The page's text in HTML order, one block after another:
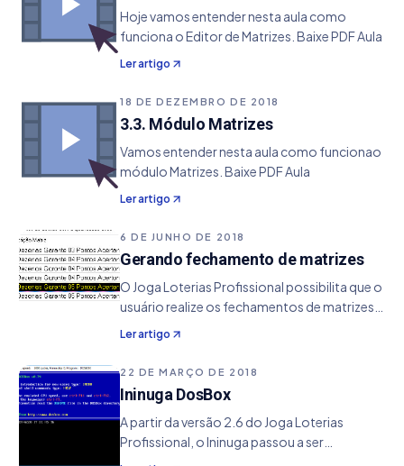
Hoje vamos entender nesta aula como
funciona o Editor de Matrizes. Baixe PDF Aula
Ler artigo
18 DE DEZEMBRO DE 2018
3.3. Módulo Matrizes
Vamos entender nesta aula como funcionao
módulo Matrizes. Baixe PDF Aula
Ler artigo
6 DE JUNHO DE 2018
Gerando fechamento de matrizes
O Joga Loterias Profissional possibilita que o
usuário realize os fechamentos de matrizes
através dos seguintes recursos: Módulo de
Matrizes (Fechamentos): onde contém uma
lista de fechamento de matrizes já
desmembradas;
Ler artigo
22 DE MARÇO DE 2018
Ininuga DosBox
A partir da versão 2.6 do Joga Loterias
Profissional, o Ininuga passou a ser
virtualizado pelo DosBox . Para quem não